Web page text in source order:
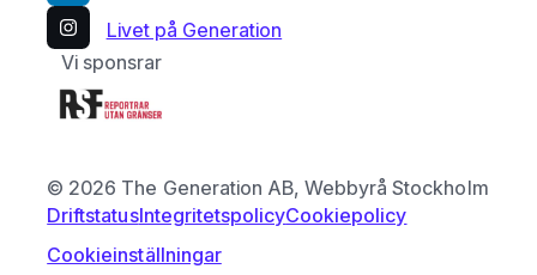
Livet på Generation
Vi sponsrar
© 2026 The Generation AB, Webbyrå Stockholm
DriftstatusIntegritetspolicyCookiepolicy
Cookieinställningar